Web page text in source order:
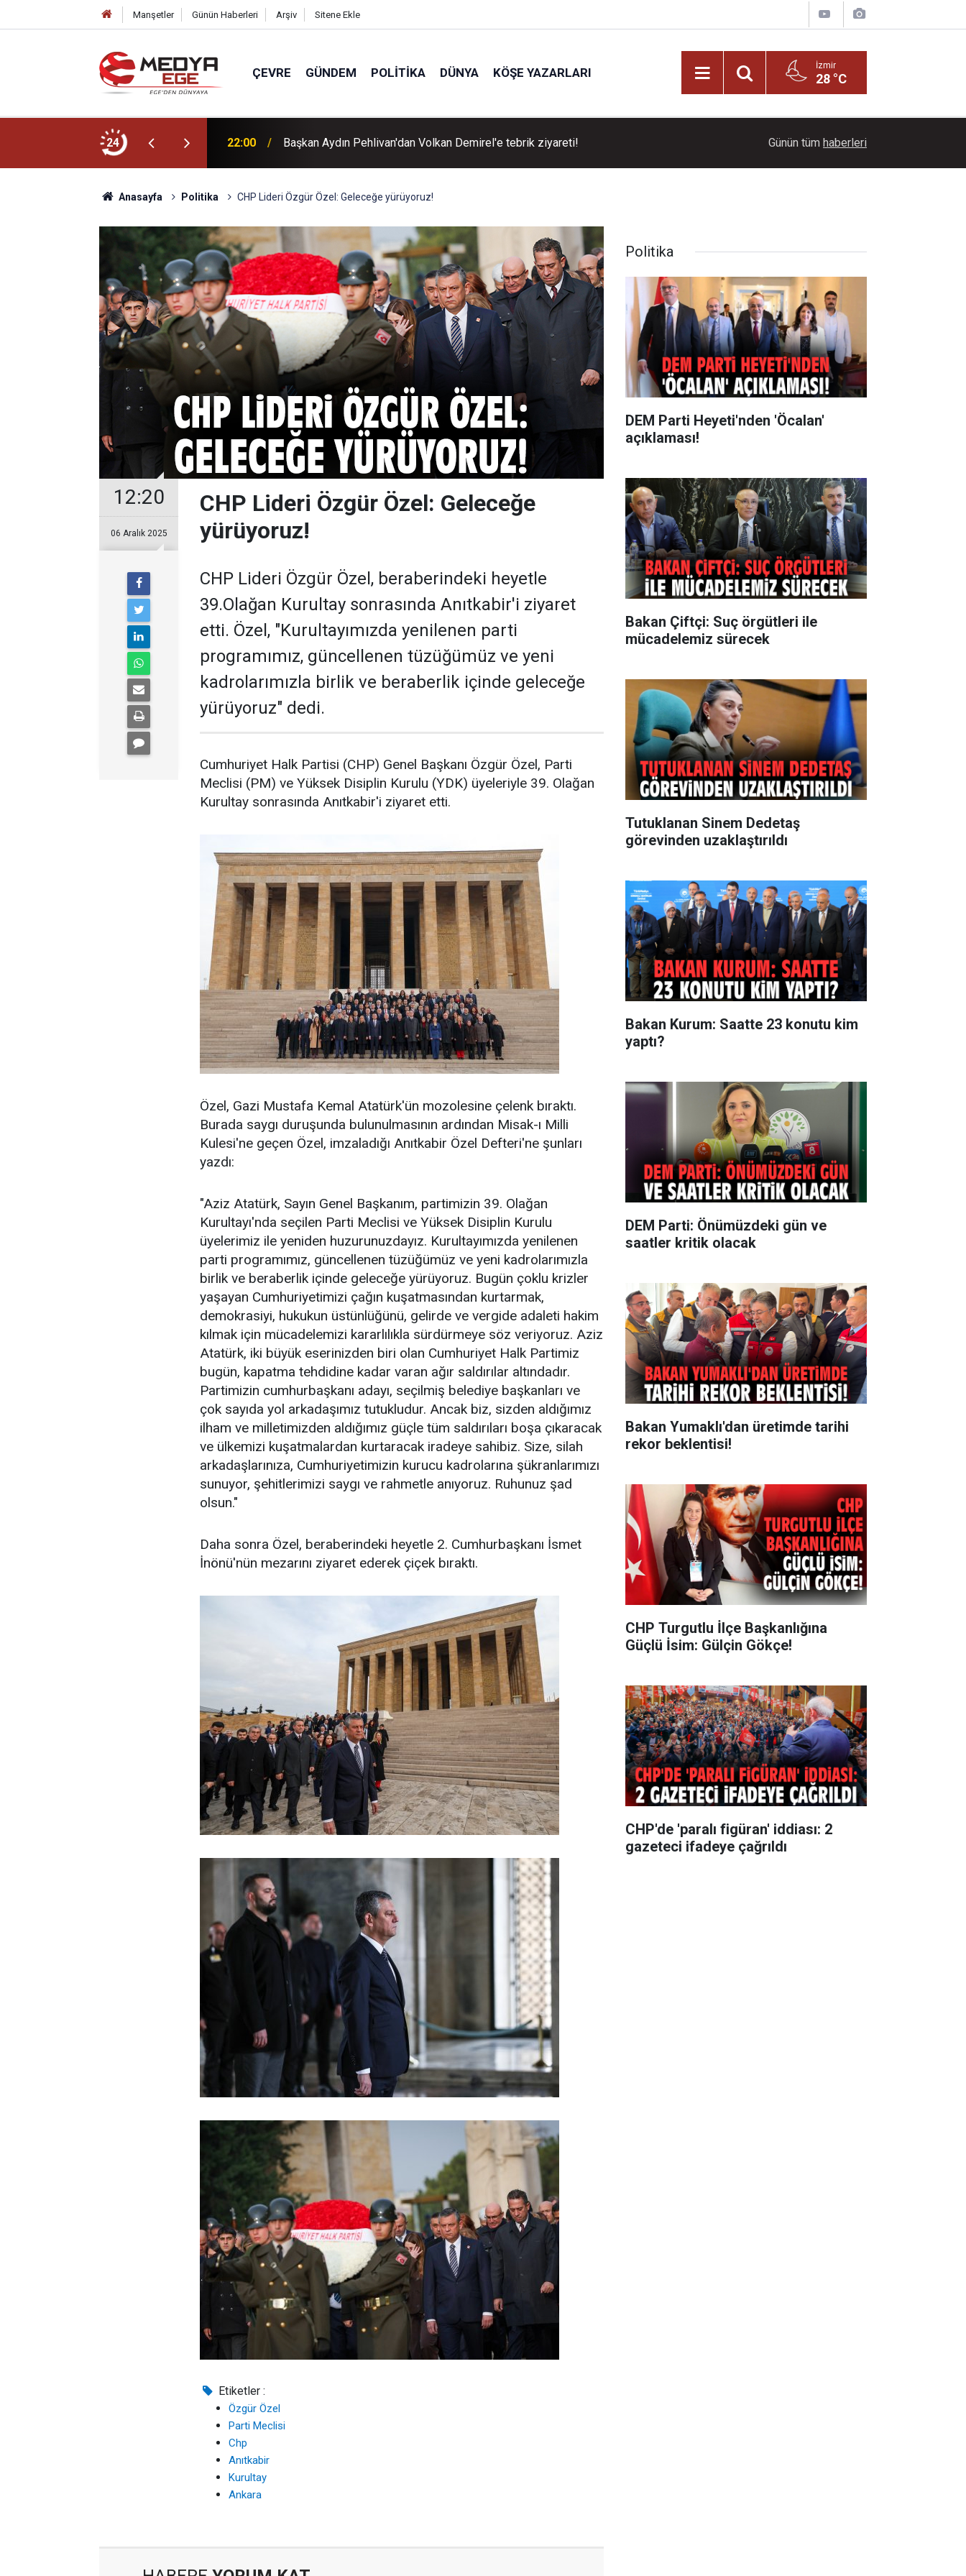
Manşetler Günün Haberleri Arşiv Sitene Ekle
ÇEVRE GÜNDEM POLITIKA DÜNYA KÖŞE YAZARLARI İzmir
28 °C
24 22:00 Başkan Aydın Pehlivan'dan Volkan Demirel'e tebrik ziyareti! Ayçiçeği tarlaları ihtişamıyla görenleri büyüledi!
Günün tüm haberleri
Anasayfa Politika CHP Lideri Özgür Özel: Geleceğe yürüyoruz!
12:20
06 Aralık 2025
CHP Lideri Özgür Özel: Geleceğe
yürüyoruz!
CHP Lideri Özgür Özel, beraberindeki heyetle
39.Olağan Kurultay sonrasında Anıtkabir'i ziyaret
etti. Özel, "Kurultayımızda yenilenen parti
programımız, güncellenen tüzüğümüz ve yeni
kadrolarımızla birlik ve beraberlik içinde geleceğe
yürüyoruz" dedi.
Cumhuriyet Halk Partisi (CHP) Genel Başkanı Özgür Özel, Parti
Meclisi (PM) ve Yüksek Disiplin Kurulu (YDK) üyeleriyle 39. Olağan
Kurultay sonrasında Anıtkabir'i ziyaret etti.
Özel, Gazi Mustafa Kemal Atatürk'ün mozolesine çelenk bıraktı.
Burada saygı duruşunda bulunulmasının ardından Misak-ı Milli
Kulesi'ne geçen Özel, imzaladığı Anıtkabir Özel Defteri'ne şunları
yazdı:
"Aziz Atatürk, Sayın Genel Başkanım, partimizin 39. Olağan
Kurultayı'nda seçilen Parti Meclisi ve Yüksek Disiplin Kurulu
üyelerimiz ile yeniden huzurunuzdayız. Kurultayımızda yenilenen
parti programımız, güncellenen tüzüğümüz ve yeni kadrolarımızla
birlik ve beraberlik içinde geleceğe yürüyoruz. Bugün çoklu krizler
yaşayan Cumhuriyetimizi çağın kuşatmasından kurtarmak,
demokrasiyi, hukukun üstünlüğünü, gelirde ve vergide adaleti hakim
kılmak için mücadelemizi kararlılıkla sürdürmeye söz veriyoruz. Aziz
Atatürk, iki büyük eserinizden biri olan Cumhuriyet Halk Partimiz
bugün, kapatma tehdidine kadar varan ağır saldırılar altındadır.
Partimizin cumhurbaşkanı adayı, seçilmiş belediye başkanları ve
çok sayıda yol arkadaşımız tutukludur. Ancak biz, sizden aldığımız
ilham ve milletimizden aldığımız güçle tüm saldırıları boşa çıkaracak
ve ülkemizi kuşatmalardan kurtaracak iradeye sahibiz. Size, silah
arkadaşlarınıza, Cumhuriyetimizin kurucu kadrolarına şükranlarımızı
sunuyor, şehitlerimizi saygı ve rahmetle anıyoruz. Ruhunuz şad
olsun."
Daha sonra Özel, beraberindeki heyetle 2. Cumhurbaşkanı İsmet
İnönü'nün mezarını ziyaret ederek çiçek bıraktı.
Etiketler :
Özgür Özel
Parti Meclisi
Chp
Anıtkabir
Kurultay
Ankara
Politika
DEM Parti Heyeti'nden 'Öcalan'
açıklaması!
Bakan Çiftçi: Suç örgütleri ile
mücadelemiz sürecek
Tutuklanan Sinem Dedetaş
görevinden uzaklaştırıldı
Bakan Kurum: Saatte 23 konutu kim
yaptı?
DEM Parti: Önümüzdeki gün ve
saatler kritik olacak
Bakan Yumaklı'dan üretimde tarihi
rekor beklentisi!
CHP Turgutlu İlçe Başkanlığına
Güçlü İsim: Gülçin Gökçe!
CHP'de 'paralı figüran' iddiası: 2
gazeteci ifadeye çağrıldı